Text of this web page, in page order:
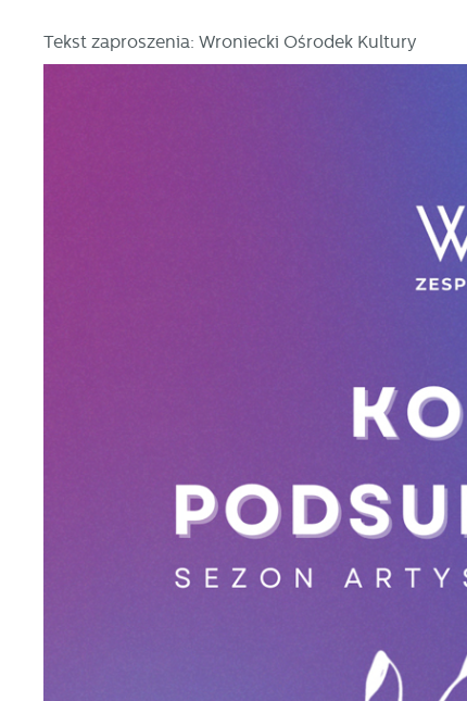
Tekst zaproszenia: Wroniecki Ośrodek Kultury